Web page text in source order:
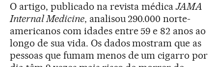
O artigo, publicado na revista médicaJAMA
Internal Medicine, analisou 290.000 norte-
americanos com idades entre 59 e 82 anos ao
longo de sua vida. Os dados mostram que as
pessoas que fumam menos de um cigarro por